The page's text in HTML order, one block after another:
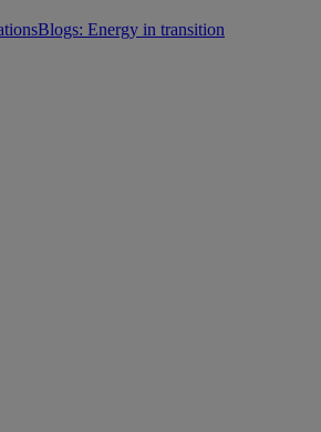
Blogs: Energy in transition